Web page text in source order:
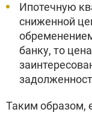
Ипотечную
сниженной
банку, то
Таким образом,